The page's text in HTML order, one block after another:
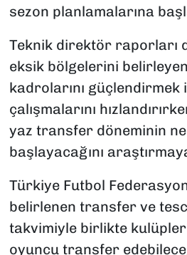
sezon planlamalarına
Teknik direktör raporları
eksik bölgelerini
kadrolarını
çalışmalarını
yaz transfer döneminin
başlayacağını
Türkiye Futbol
belirlenen transfer ve
takvimiyle birlikte
oyuncu transfer